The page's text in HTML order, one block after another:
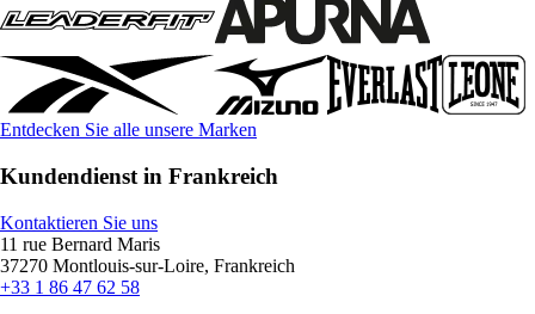
Entdecken Sie alle unsere Marken
Kundendienst in Frankreich
Kontaktieren Sie uns
11 rue Bernard Maris
37270 Montlouis-sur-Loire, Frankreich
+33 1 86 47 62 58